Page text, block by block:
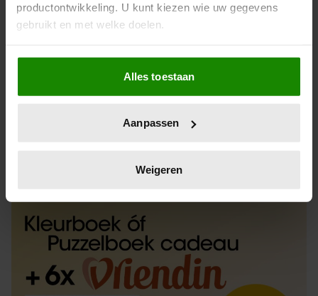
productontwikkeling. U kunt kiezen wie uw gegevens
gebruikt en met welke doelen.
Als u het toestaat, willen we ook graag:
Informatie verzamelen over uw geografische
locatie, die tot een paar meter nauwkeurig kan zijn
scannen op specifieke eigenschappen (fingerprinting)
verwerkt en stel uw voorkeuren in het
intrekken in de Cookieverklaring.
We gebruiken cookies om content en advertenties te
personaliseren, om functies voor social media te bieden
en om ons websiteverkeer te analyseren. Ook delen we
informatie over uw gebruik van onze site met onze
Alles toestaan
Aanpassen
Weigeren